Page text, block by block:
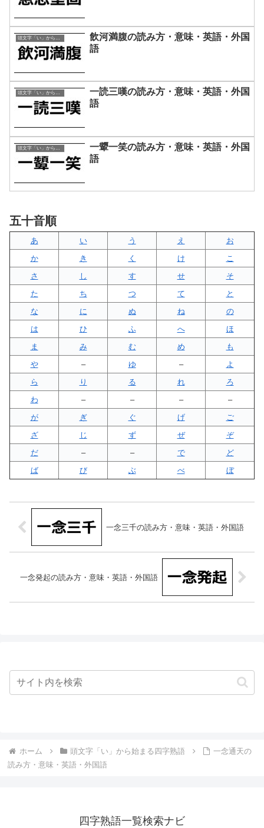
頭文字「い」から始まる四字熟語
飲河満腹の読み方・意味・英語・外国
語
頭文字「い」から始まる四字熟語
一読三嘆の読み方・意味・英語・外国
語
一顰一笑の読み方・意味・英語・外国
語
五十音順
あ い う え
お
か
き く け
こ
さ
し す せ
そ
た
ち つ て
と
な
に ぬ ね
の
は
ひ ふ へ
ほ
ま
み む め
も
や
– ゆ –
よ
ら
り る れ
ろ
わ
– – –
–
が
ぎ ぐ げ
ご
ざ
じ ず ぜ
ぞ
だ
– – で
ど
ば
び ぶ べ ぼ
一念三千の読み方・意味・英語・外国語
一念発起の読み方・意味・英語・外国語
ホーム 頭文字「い」から始まる四字熟語
一念通天の
読み方・意味・英語・外国語
四字熟語一覧検索ナビ